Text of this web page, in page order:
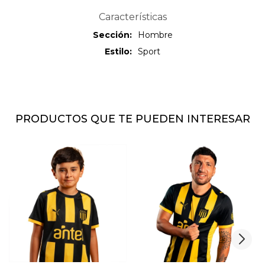
Características
Sección
Hombre
Estilo
Sport
PRODUCTOS QUE TE PUEDEN INTERESAR